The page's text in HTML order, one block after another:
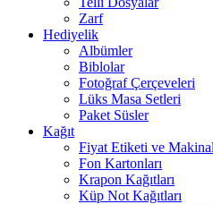
Zarf
Hediyelik
Albümler
Biblolar
Fotoğraf Çerçeveleri
Lüks Masa Setleri
Paket Süsler
Kağıt
Fiyat Etiketi ve
Fon Kartonları
Krapon Kağıtları
Küp Not Kağıtları